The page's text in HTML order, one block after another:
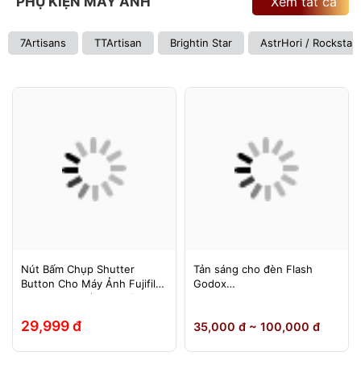
7Artisans TTArtisan Brightin Star AstrHori / Rockstar
Nút Bấm Chụp Shutter
Button Cho Máy Ảnh Fujifilm
Leica Contax (Ren Xoáy)
29,999 đ
Tản sáng cho đèn Flash
Godox
860III, Yongnuo 560II/565EX,
35,000 đ ~ 100,000 đ